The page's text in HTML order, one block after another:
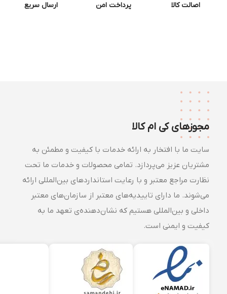
اصالت کالا پرداخت امن ارسال سریع
مجوزهای کی ام کالا
سایت ما با افتخار به ارائه خدمات با کیفیت و مطمئن به
مشتریان عزیز می‌پردازد. تمامی محصولات و خدمات ما تحت
نظارت مراجع معتبر و با رعایت استانداردهای بین‌المللی ارائه
می‌شوند. ما دارای تاییدیه‌های معتبر از سازمان‌های معتبر
داخلی و بین‌المللی هستیم که نشان‌دهنده‌ی تعهد ما به
کیفیت و ایمنی است.